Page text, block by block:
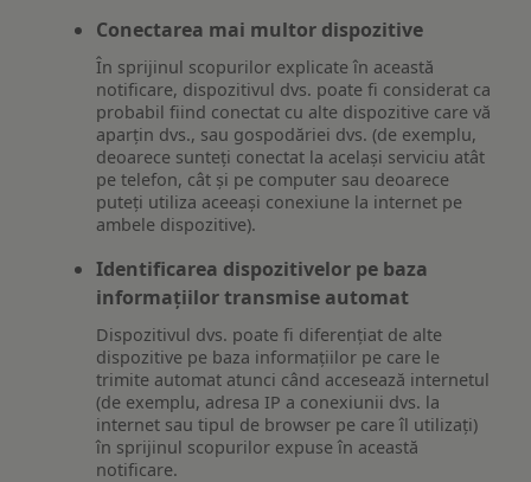
Conectarea mai multor dispozitive
În sprijinul scopurilor explicate în această
notificare, dispozitivul dvs. poate fi considerat ca
probabil fiind conectat cu alte dispozitive care vă
aparțin dvs., sau gospodăriei dvs. (de exemplu,
deoarece sunteți conectat la același serviciu atât
pe telefon, cât și pe computer sau deoarece
puteți utiliza aceeași conexiune la internet pe
ambele dispozitive).
Identificarea dispozitivelor pe baza
informațiilor transmise automat
Dispozitivul dvs. poate fi diferențiat de alte
dispozitive pe baza informațiilor pe care le
trimite automat atunci când accesează internetul
(de exemplu, adresa IP a conexiunii dvs. la
internet sau tipul de browser pe care îl utilizați)
în sprijinul scopurilor expuse în această
notificare.